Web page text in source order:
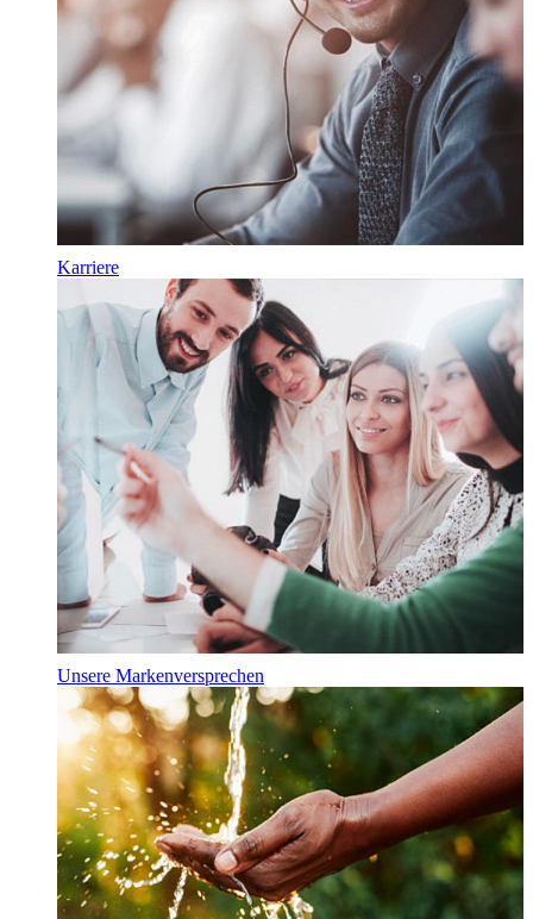
Karriere
Unsere Markenversprechen